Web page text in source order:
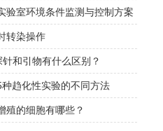
验室环境条件监测与控制方案
转染操作
和引物有什么区别？
趋化性实验的不同方法
殖的细胞有哪些？